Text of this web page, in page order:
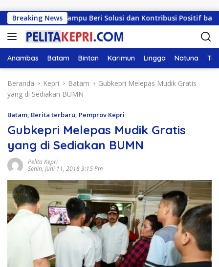
Breaking News
Harus Mampu Beri Solusi dan Kontribusi Positif bagi
Anambas Batam Bintan Karimun Lingga Natuna
Beranda Kepri Batam
Gubkepri Melepas Mudik Gratis
yang di Sediakan BUMN
Batam, Berita terbaru, Pemprov Kepri
Gubkepri Melepas Mudik Gratis
yang di Sediakan BUMN
Pelita Kepri
Senin, Juni 11, 2018 3:15 Pm